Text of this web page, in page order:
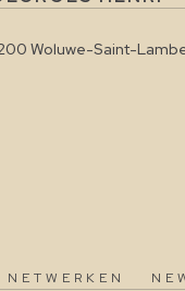
Woluwe-Saint-